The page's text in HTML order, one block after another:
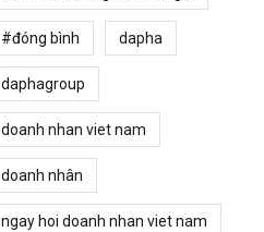
#đóng bình dapha
daphagroup
doanh nhan viet nam
doanh nhân
ngay hoi doanh nhan viet nam